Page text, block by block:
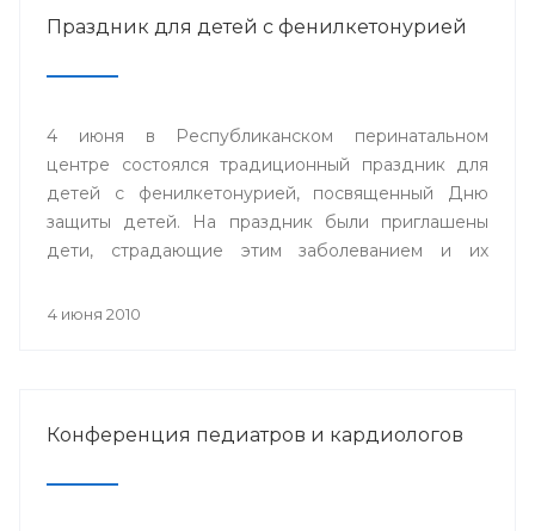
Праздник для детей с фенилкетонурией
4 июня в Республиканском перинатальном
центре состоялся традиционный праздник для
детей с фенилкетонурией, посвященный Дню
защиты детей. На праздник были приглашены
дети, страдающие этим заболеванием и их
4 июня 2010
Конференция педиатров и кардиологов